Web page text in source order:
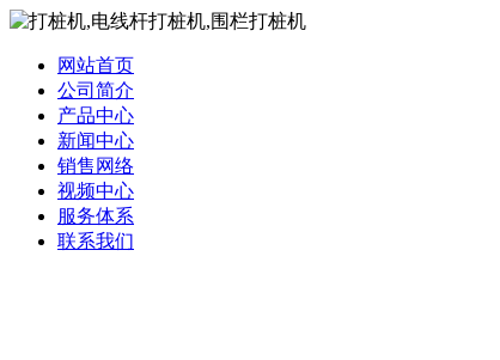
网站首页
公司简介
产品中心
新闻中心
销售网络
视频中心
服务体系
联系我们